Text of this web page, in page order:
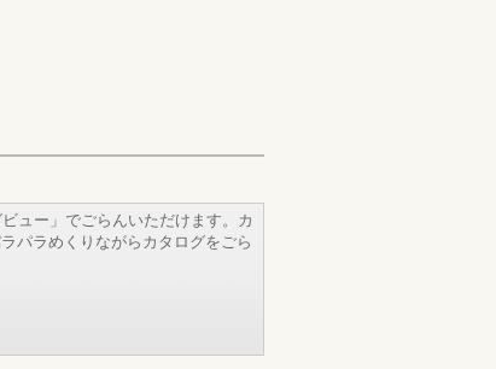
ュー」でごらんいただけます。カ
パラめくりながらカタログをごら